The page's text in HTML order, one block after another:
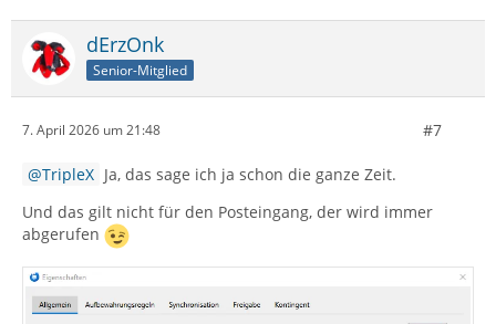
dErzOnk
Senior-Mitglied
7. April 2026 um 21:48 #7
TripleX Ja, das sage ich ja schon die ganze Zeit.
Und das gilt nicht für den Posteingang, der wird immer
abgerufen